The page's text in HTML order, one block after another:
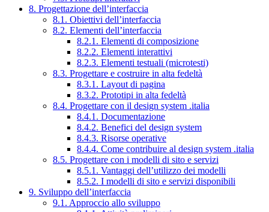
8. Progettazione dell’interfaccia
8.1. Obiettivi dell’interfaccia
8.2. Elementi dell’interfaccia
8.2.1. Elementi di composizione
8.2.2. Elementi interattivi
8.2.3. Elementi testuali (microtesti)
8.3. Progettare e costruire in alta fedeltà
8.3.1. Layout di pagina
8.3.2. Prototipi in alta fedeltà
8.4. Progettare con il design system .italia
8.4.1. Documentazione
8.4.2. Benefici del design system
8.4.3. Risorse operative
8.4.4. Come contribuire al design system .italia
8.5. Progettare con i modelli di sito e servizi
8.5.1. Vantaggi dell’utilizzo dei modelli
8.5.2. I modelli di sito e servizi disponibili
9. Sviluppo dell’interfaccia
9.1. Approccio allo sviluppo